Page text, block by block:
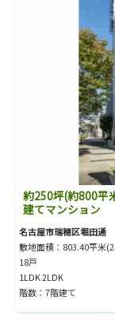
約250坪(約800平
建てマンション
名古屋市瑞穂区堀田通
敷地面積：803.40平米
18戸
1LDK 2LDK
階数：7階建て